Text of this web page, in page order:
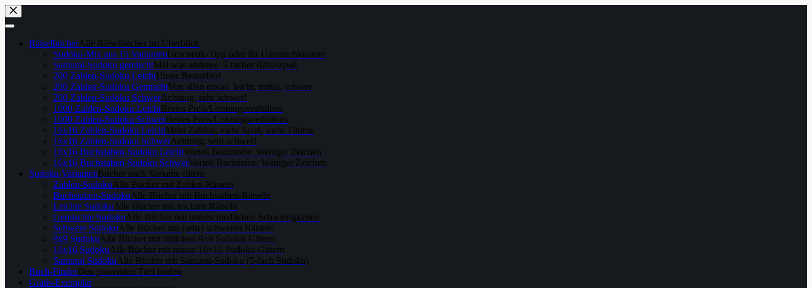
Skip
to
content
RätselbücherAlle Rätselbücher im Überblick
Sudoku-Mix aus 15 VariantenGeschenk-Tipp oder für Unentschlossene
Samurai-Sudoku gemischtMal was anderes: 5-facher Rätselspaß
200 Zahlen-Sudoku LeichtUnser Bestseller!
200 Zahlen-Sudoku GemischtVon allen etwas: leicht, mittel, schwer
200 Zahlen-Sudoku SchwerAchtung, sehr schwer!
1000 Zahlen-Sudoku LeichtBestes Preis/Leistungsverhältnis
1000 Zahlen-Sudoku SchwerBestes Preis/Leistungsverhältnis
16x16 Zahlen-Sudoku LeichtMehr Zahlen, mehr Spaß, mehr Fitness
16x16 Zahlen-Sudoku SchwerAchtung, sehr schwer!
16x16 Buchstaben-Sudoku LeichtVorteil Buchstabe: Weniger Zeichen
16x16 Buchstaben-Sudoku SchwerVorteil Buchstabe: Weniger Zeichen
Sudoku-VariantenBücher nach Variante filtern
Zahlen-Sudoku Alle Bücher mit Zahlen-Rätseln
Buchstaben-Sudoku Alle Bücher mit Buchstaben-Rätseln
Leichte Sudoku Alle Bücher mit leichten Rätseln
Gemischte Sudoku Alle Bücher mit unterschiedlichen Schwierigkeiten
Schwere Sudoku Alle Bücher mit (sehr) schweren Rätseln
9x9 Sudoku Alle Bücher mit üblichen 9×9 Sudoku-Gittern
16x16 Sudoku Alle Bücher mit neuen 16×16 Sudoku-Gittern
Samurai Sudoku Alle Bücher mit Samurai-Sudoku (5-fach Sudoku)
Buch-FinderDen passenden Titel finden
Gratis-Exemplar